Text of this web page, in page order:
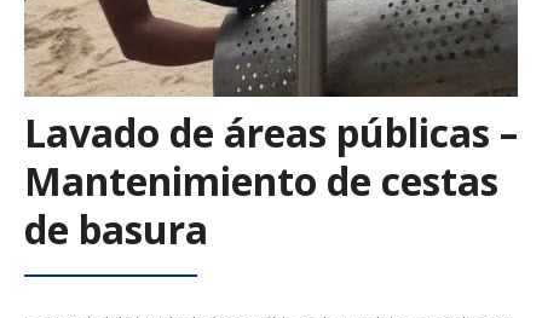
Lavado de áreas públicas –
Mantenimiento de cestas
de basura